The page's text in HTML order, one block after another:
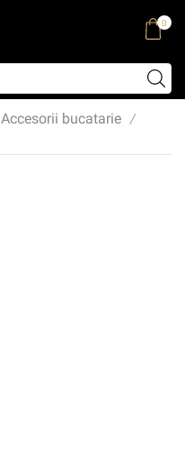
0
Accesorii bucatarie /